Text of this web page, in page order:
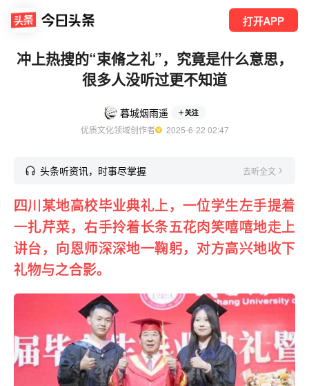
打开APP
冲上热搜的“束脩之礼”，究竟是什么意思，
很多人没听过更不知道
暮城烟雨遥 关注
优质文化领域创作者
  2025-6-22 02:47
头条听资讯，时事尽掌握 去听全文
四川某地高校毕业典礼上，一位学生左手提着
一扎芹菜，右手拎着长条五花肉笑嘻嘻地走上
讲台，向恩师深深地一鞠躬，对方高兴地收下
礼物与之合影。